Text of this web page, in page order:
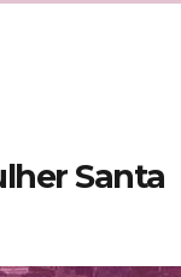
Santa